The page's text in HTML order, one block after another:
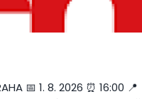
📅 1. 8. 2026 ⏰ 16:00 📍